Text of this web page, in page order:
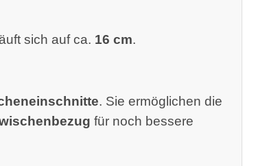
sich auf ca. 16 cm.
. Sie ermöglichen die
für noch bessere